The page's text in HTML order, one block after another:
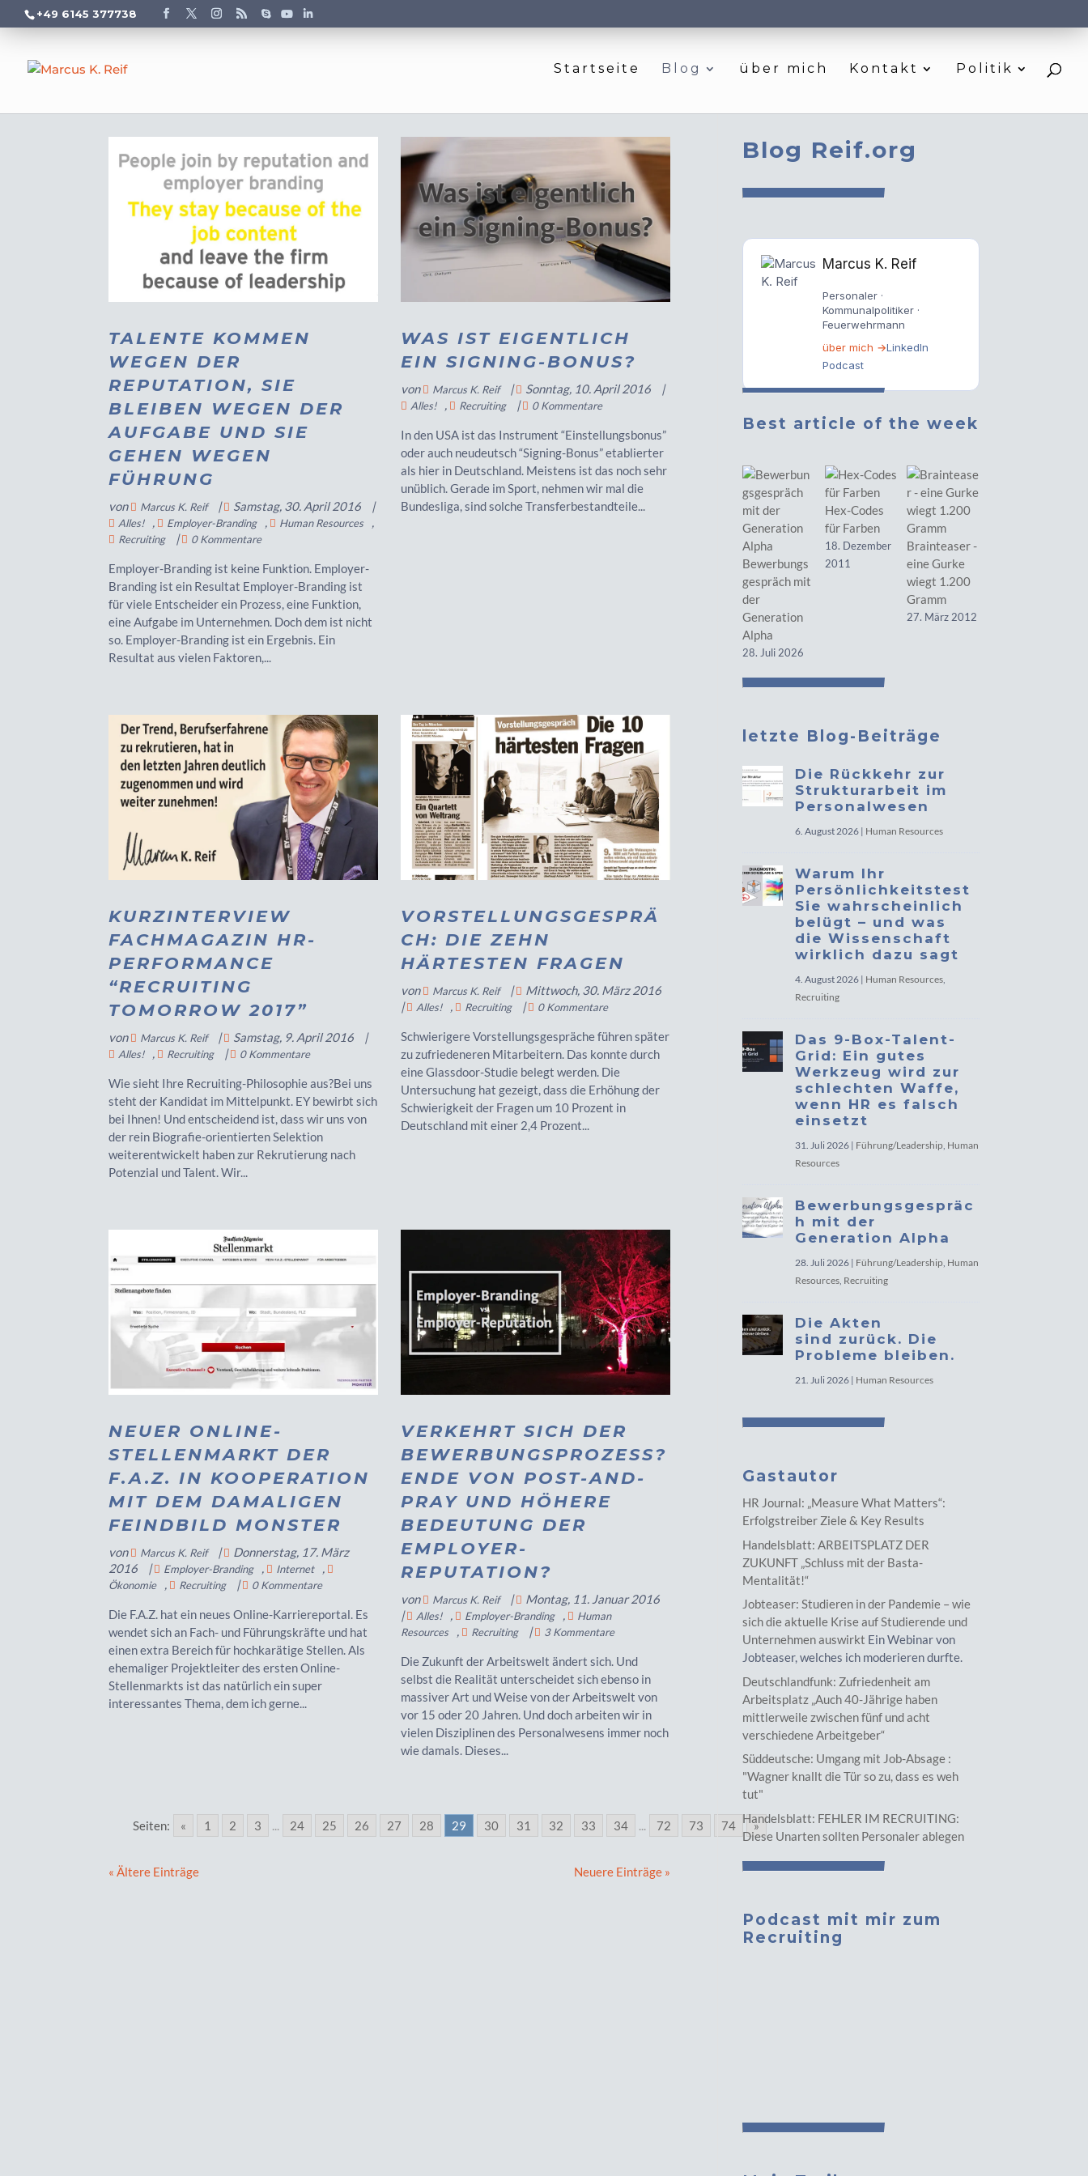
+49 6145 377738
Startseite Blog über mich Kontakt Politik
TALENTE KOMMEN
WEGEN DER
REPUTATION, SIE
BLEIBEN WEGEN DER
AUFGABE UND SIE
GEHEN WEGEN
FÜHRUNG
von Marcus K. Reif | Samstag, 30. April 2016 |
Alles! , Employer-Branding , Human Resources ,
Recruiting | 0 Kommentare
Employer-Branding ist keine Funktion. Employer-
Branding ist ein Resultat Employer-Branding ist
für viele Entscheider ein Prozess, eine Funktion,
eine Aufgabe im Unternehmen. Doch dem ist nicht
so. Employer-Branding ist ein Ergebnis. Ein
Resultat aus vielen Faktoren,...
WAS IST EIGENTLICH
EIN SIGNING-BONUS?
von Marcus K. Reif | Sonntag, 10. April 2016 |
Alles! , Recruiting | 0 Kommentare
In den USA ist das Instrument “Einstellungsbonus”
oder auch neudeutsch “Signing-Bonus” etablierter
als hier in Deutschland. Meistens ist das noch sehr
unüblich. Gerade im Sport, nehmen wir mal die
Bundesliga, sind solche Transferbestandteile...
KURZINTERVIEW
FACHMAGAZIN HR-
PERFORMANCE
“RECRUITING
TOMORROW 2017”
von Marcus K. Reif | Samstag, 9. April 2016 |
Alles! , Recruiting | 0 Kommentare
Wie sieht Ihre Recruiting-Philosophie aus?Bei uns
steht der Kandidat im Mittelpunkt. EY bewirbt sich
bei Ihnen! Und entscheidend ist, dass wir uns von
der rein Biografie-orientierten Selektion
weiterentwickelt haben zur Rekrutierung nach
Potenzial und Talent. Wir...
VORSTELLUNGSGESPRÄ
CH: DIE ZEHN
HÄRTESTEN FRAGEN
von Marcus K. Reif |
Mittwoch, 30. März 2016
|
Alles! , Recruiting | 0 Kommentare
Schwierigere Vorstellungsgespräche führen später
zu zufriedeneren Mitarbeitern. Das konnte durch
eine Glassdoor-Studie belegt werden. Die
Untersuchung hat gezeigt, dass die Erhöhung der
Schwierigkeit der Fragen um 10 Prozent in
Deutschland mit einer 2,4 Prozent...
NEUER ONLINE-
STELLENMARKT DER
F.A.Z. IN KOOPERATION
MIT DEM DAMALIGEN
FEINDBILD MONSTER
von Marcus K. Reif |
Donnerstag, 17. März
2016
| Employer-Branding , Internet ,
Ökonomie , Recruiting | 0 Kommentare
Die F.A.Z. hat ein neues Online-Karriereportal. Es
wendet sich an Fach- und Führungskräfte und hat
einen extra Bereich für hochkarätige Stellen. Als
ehemaliger Projektleiter des ersten Online-
Stellenmarkts ist das natürlich ein super
interessantes Thema, dem ich gerne...
VERKEHRT SICH DER
BEWERBUNGSPROZESS?
ENDE VON POST-AND-
PRAY UND HÖHERE
BEDEUTUNG DER
EMPLOYER-
REPUTATION?
von Marcus K. Reif |
Montag, 11. Januar 2016
|
Alles! , Employer-Branding ,
Human
Resources
, Recruiting | 3 Kommentare
Die Zukunft der Arbeitswelt ändert sich. Und
selbst die Realität unterscheidet sich ebenso in
massiver Art und Weise von der Arbeitswelt von
vor 15 oder 20 Jahren. Und doch arbeiten wir in
vielen Disziplinen des Personalwesens immer noch
wie damals. Dieses...
Seiten: « 1 2 3 ... 24 25 26 27 28 29 30 31 32 33 34 ... 72 73 74 »
« Ältere Einträge Neuere Einträge »
Blog Reif.org
Marcus K. Reif
Personaler ·
Kommunalpolitiker ·
Feuerwehrmann
über mich →LinkedIn
Podcast
Best article of the week
Bewerbungs
gespräch mit
der
Generation
Alpha
28. Juli 2026
Hex-Codes
für Farben
18. Dezember
2011
Brainteaser -
eine Gurke
wiegt 1.200
Gramm
27. März 2012
letzte Blog-Beiträge
Die Rückkehr zur
Strukturarbeit im
Personalwesen
6. August 2026 | Human Resources
Warum Ihr
Persönlichkeitstest
Sie wahrscheinlich
belügt – und was
die Wissenschaft
wirklich dazu sagt
4. August 2026 | Human Resources,
Recruiting
Das 9-Box-Talent-
Grid: Ein gutes
Werkzeug wird zur
schlechten Waffe,
wenn HR es falsch
einsetzt
31. Juli 2026 | Führung/Leadership, Human
Resources
Bewerbungsgespräc
h mit der
Generation Alpha
28. Juli 2026 | Führung/Leadership, Human
Resources, Recruiting
Die Akten
sind zurück. Die
Probleme bleiben.
21. Juli 2026 | Human Resources
Gastautor
HR Journal: „Measure What Matters“:
Erfolgstreiber Ziele & Key Results
Handelsblatt: ARBEITSPLATZ DER
ZUKUNFT „Schluss mit der Basta-
Mentalität!“
Jobteaser: Studieren in der Pandemie – wie
sich die aktuelle Krise auf Studierende und
Unternehmen auswirkt Ein Webinar von
Jobteaser, welches ich moderieren durfte.
Deutschlandfunk: Zufriedenheit am
Arbeitsplatz „Auch 40-Jährige haben
mittlerweile zwischen fünf und acht
verschiedene Arbeitgeber“
Süddeutsche: Umgang mit Job-Absage :
"Wagner knallt die Tür so zu, dass es weh
tut"
Handelsblatt: FEHLER IM RECRUITING:
Diese Unarten sollten Personaler ablegen
Podcast mit mir zum
Recruiting